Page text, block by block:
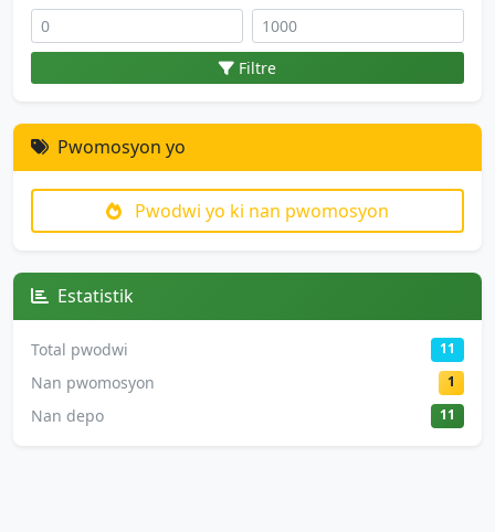
Filtre
Pwomosyon yo
Pwodwi yo ki nan pwomosyon
Estatistik
Total pwodwi 11
Nan pwomosyon 1
Nan depo 11